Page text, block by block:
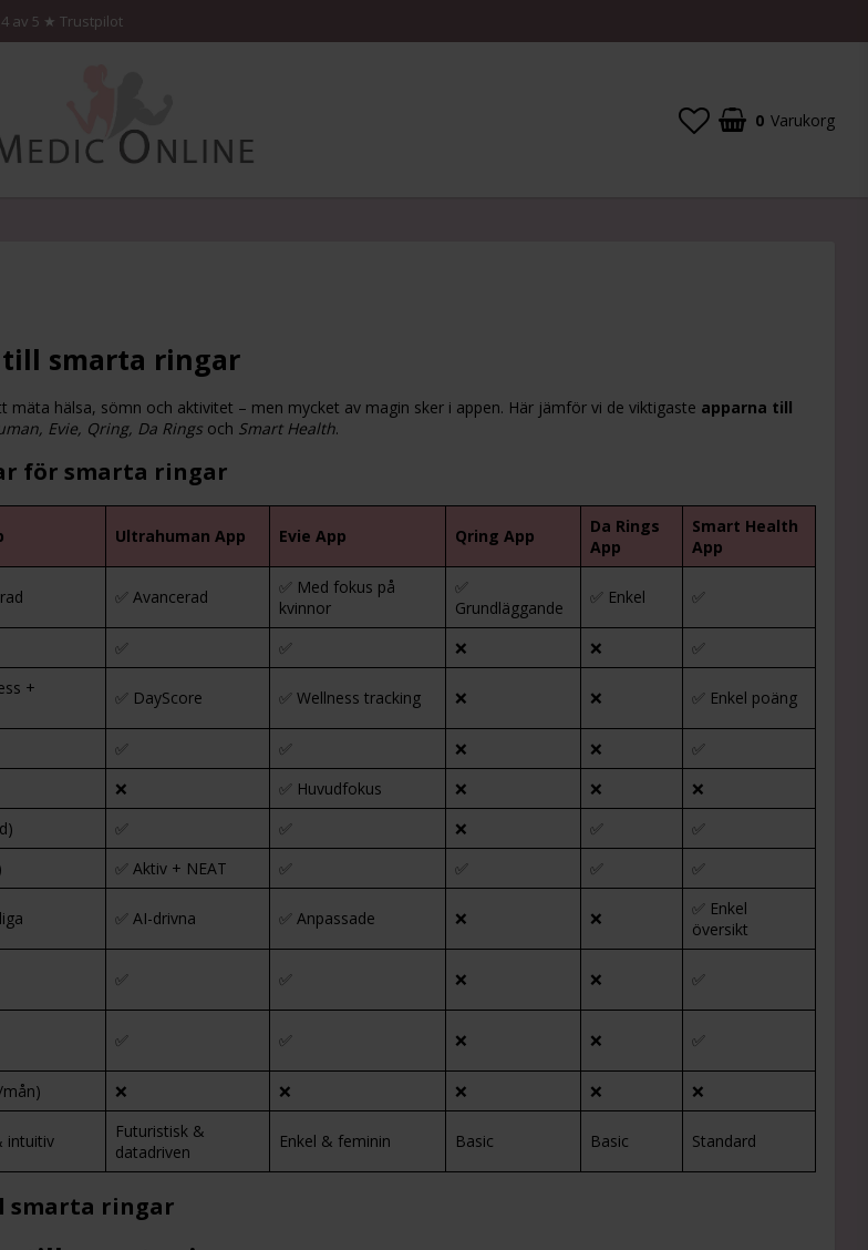
av 5 ★ Trustpilot
0 Varukorg
till smarta ringar
hälsa, sömn och aktivitet – men mycket av magin sker i appen. Här jämför vi de viktigaste apparna till
Evie, Qring, Da Rings och Smart Health.
för smarta ringar
Ultrahuman App Evie App Qring App
Da Rings
App
Smart Health
App
✅ Avancerad
✅ Med fokus på
kvinnor
✅
Grundläggande
✅ Enkel ✅
✅ ✅ ❌ ❌ ✅
+
✅ DayScore ✅ Wellness tracking ❌ ❌ ✅ Enkel poäng
✅ ✅ ❌ ❌
✅
❌ ✅ Huvudfokus ❌ ❌
❌
✅ ✅ ❌ ✅
✅
✅ Aktiv + NEAT ✅ ✅ ✅
✅
✅ AI-drivna ✅ Anpassade ❌ ❌
✅ Enkel
översikt
✅ ✅ ❌ ❌ ✅
✅ ✅ ❌ ❌ ✅
mån) ❌ ❌ ❌ ❌ ❌
intuitiv
Futuristisk &
datadriven
Enkel & feminin Basic Basic Standard
smarta ringar